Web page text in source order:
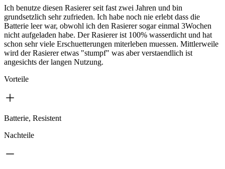
Ich benutze diesen Rasierer seit fast zwei Jahren und bin
grundsetzlich sehr zufrieden. Ich habe noch nie erlebt dass die
Batterie leer war, obwohl ich den Rasierer sogar einmal 3Wochen
nicht aufgeladen habe. Der Rasierer ist 100% wasserdicht und hat
schon sehr viele Erschuetterungen miterleben muessen. Mittlerweile
wird der Rasierer etwas "stumpf" was aber verstaendlich ist
angesichts der langen Nutzung.
Vorteile
Batterie, Resistent
Nachteile